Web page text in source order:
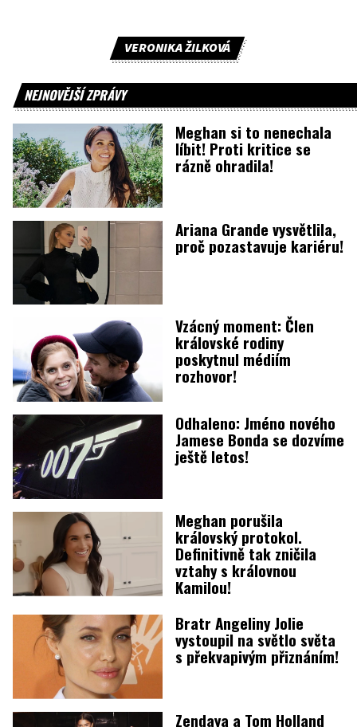
VERONIKA ŽILKOVÁ
NEJNOVĚJŠÍ ZPRÁVY
Meghan si to nenechala
líbit! Proti kritice se
rázně ohradila!
Ariana Grande vysvětlila,
proč pozastavuje kariéru!
Vzácný moment: Člen
královské rodiny
poskytnul médiím
rozhovor!
Odhaleno: Jméno nového
Jamese Bonda se dozvíme
ještě letos!
Meghan porušila
královský protokol.
Definitivně tak zničila
vztahy s královnou
Kamilou!
Bratr Angeliny Jolie
vystoupil na světlo světa
s překvapivým přiznáním!
Zendaya a Tom Holland